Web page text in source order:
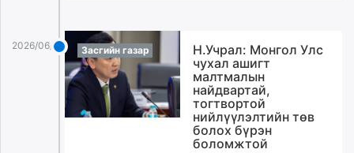
2026/06/29 Засгийн газар
Н.Учрал: Монгол Улс
чухал ашигт
малтмалын
найдвартай,
тогтвортой
нийлүүлэлтийн төв
болох бүрэн
боломжтой